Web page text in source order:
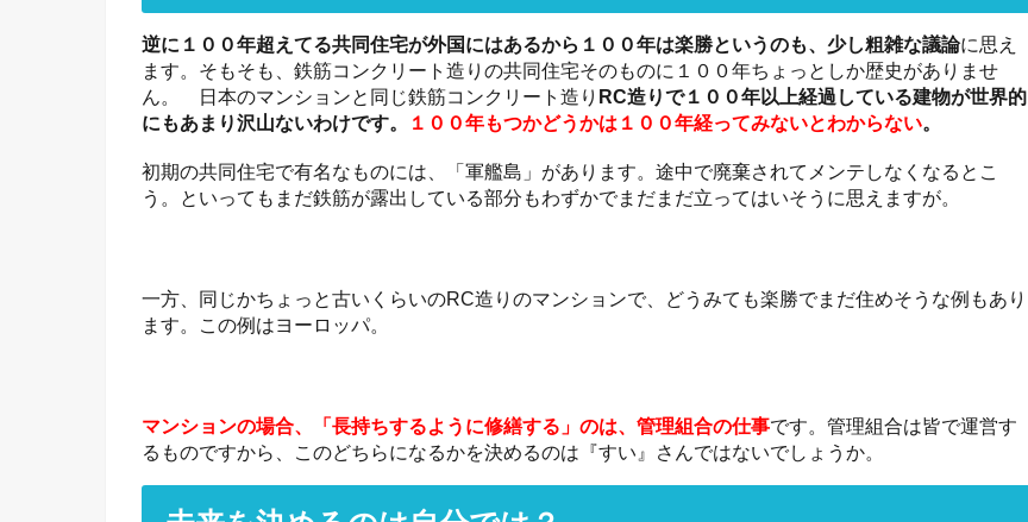
逆に１００年超えてる共同住宅が外国にはあるから１００年は楽勝というのも、少し粗雑な議論に思え
ます。そもそも、鉄筋コンクリート造りの共同住宅そのものに１００年ちょっとしか歴史がありませ
ん。 日本のマンションと同じ鉄筋コンクリート造り RC造りで１００年以上経過している建物が世界的
にもあまり沢山ないわけです。
１００年もつかどうかは１００年経ってみないとわからない。
初期の共同住宅で有名なものには、「軍艦島」があります。途中で廃棄されてメンテしなくなるとこ
う。といってもまだ鉄筋が露出している部分もわずかでまだまだ立ってはいそうに思えますが。
一方、同じかちょっと古いくらいのRC造りのマンションで、どうみても楽勝でまだ住めそうな例もあり
ます。この例はヨーロッパ。
マンションの場合、「長持ちするように修繕する」のは、管理組合の仕事です。管理組合は皆で運営す
るものですから、このどちらになるかを決めるのは『すい』さんではないでしょうか。